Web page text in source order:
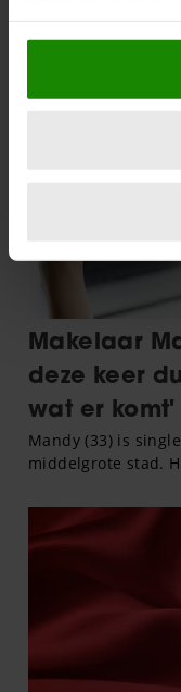
Als u het toestaat,
Informatie
locatie, die tot
scannen op
verwerkt en stel uw
intrekken in de
We gebruiken
personaliseren, om
en om ons
informatie over uw
partners voor social
partners kunnen
informatie die u aan
gaat akkoord met
gebruiken.